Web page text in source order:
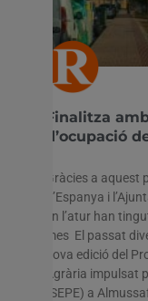
Finalitza
d’ocupació
Gràcies a
d’Espanya i
en l’atur han
mes El passat
nova edició del
Agrària impulsat
(SEPE) a